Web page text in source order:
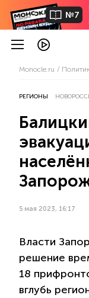
№7
Monocle.ru
РЕГИОНЫ
5 мая 2023, 16:17
Власти
решение
18
вглубь